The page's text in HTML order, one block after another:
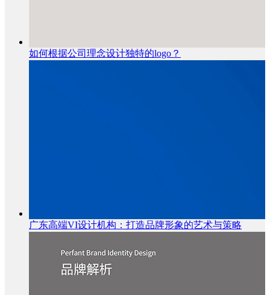
如何根据公司理念设计独特的logo？
广东高端VI设计机构：打造品牌形象的艺术与策略